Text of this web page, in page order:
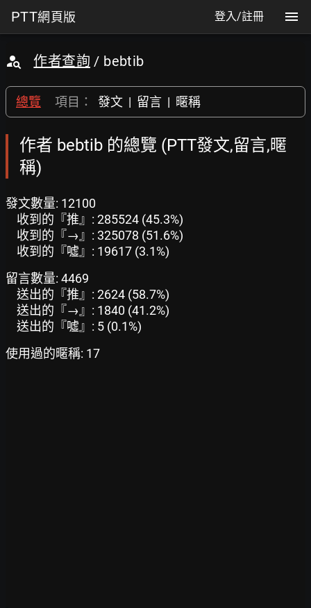
PTT網頁版 登入/註冊
作者查詢 / bebtib
總覽 項目： 發文 | 留言 | 暱稱
作者 bebtib 的總覽 (PTT發文,留言,暱
稱)
發文數量: 12100
收到的『推』: 285524 (45.3%)
收到的『→』: 325078 (51.6%)
收到的『噓』: 19617 (3.1%)
留言數量: 4469
送出的『推』: 2624 (58.7%)
送出的『→』: 1840 (41.2%)
送出的『噓』: 5 (0.1%)
使用過的暱稱: 17